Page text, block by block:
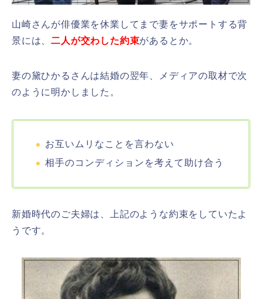
山崎さんが俳優業を休業してまで妻をサポートする背
景には、二人が交わした約束があるとか。
妻の黛ひかるさんは結婚の翌年、メディアの取材で次
のように明かしました。
お互いムリなことを言わない
相手のコンディションを考えて助け合う
新婚時代のご夫婦は、上記のような約束をしていたよ
うです。